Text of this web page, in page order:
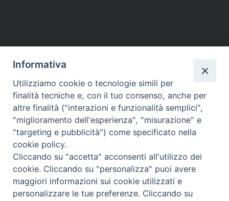
DIOCESI SUBURBICARIA DI ALBANO
Contatti:Tel.: 06.93268401 - Fax.: 06.9323844
E-mail:curia@diocesidialbano.it
Orari: dal Lunedì al Venerdì Ore: 9:00 - 13:00
Lunedì, Mercoledì e Venerdì, Ore 9:30 - 12:30
Informativa
Utilizziamo cookie o tecnologie simili per
finalità tecniche e, con il tuo consenso, anche per
altre finalità ("interazioni e funzionalità semplici",
"miglioramento dell'esperienza", "misurazione" e
"targeting e pubblicità") come specificato nella
cookie policy.
Cliccando su "accetta" acconsenti all'utilizzo dei
cookie. Cliccando su "personalizza" puoi avere
maggiori informazioni sui cookie utilizzati e
personalizzare le tue preferenze. Cliccando su